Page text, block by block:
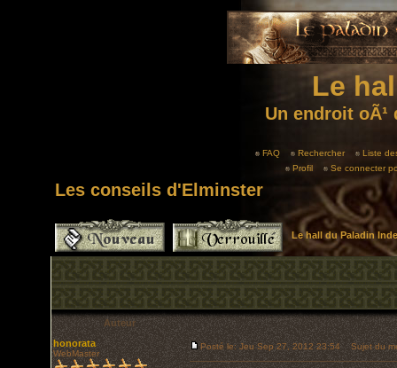
Le
Un endroit
FAQ Rechercher
Liste
Profil
Se connecter
Les conseils d'Elminster
Le hall du Paladin
Auteur
honorata
WebMaster
Posté le: Jeu Sep 27, 2012 23:54 Sujet du